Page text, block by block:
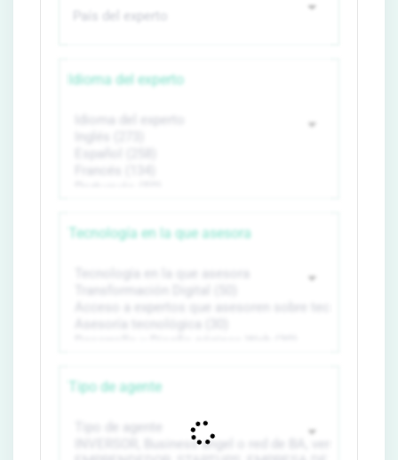
Idioma del experto
Tecnología en la que asesora
Tipo de agente